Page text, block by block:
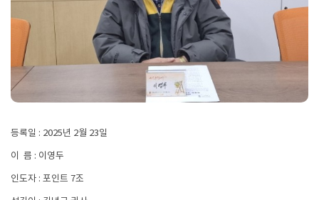
등록일 : 2025년 2월 23일
이 름 : 이영두
인도자 : 포인트 7조